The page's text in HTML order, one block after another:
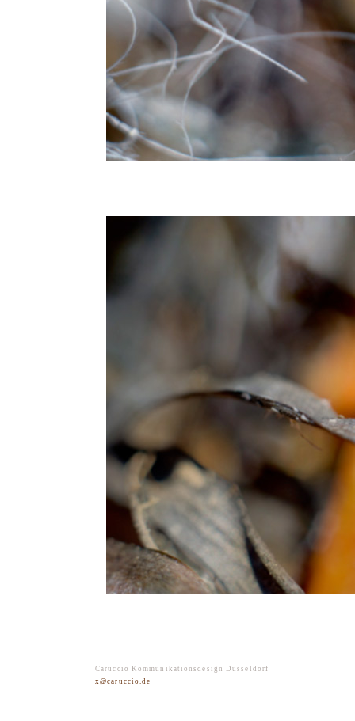
Caruccio Kommunikationsdesign Düsseldorf
x@caruccio.de